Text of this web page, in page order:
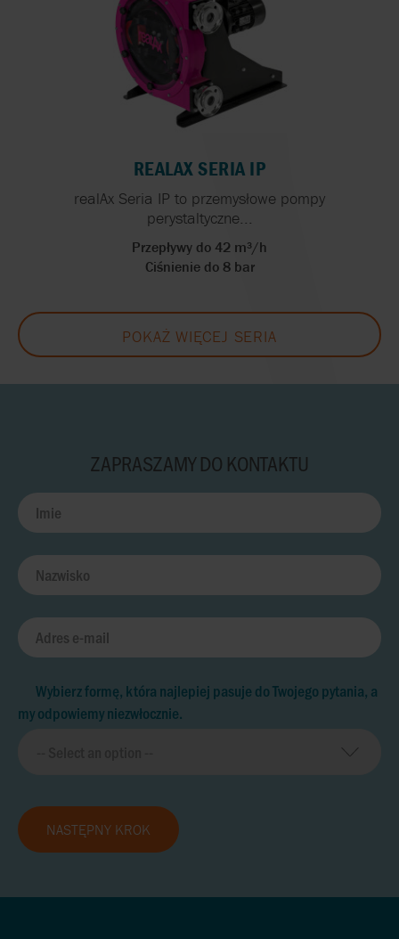
REALAX SERIA IP
realAx Seria IP to przemysłowe pompy
perystaltyczne...
Przepływy do 42 m³/h
Ciśnienie do 8 bar
POKAŻ WIĘCEJ SERIA
ZAPRASZAMY DO KONTAKTU
Wybierz formę, która najlepiej pasuje do Twojego pytania, a
my odpowiemy niezwłocznie.
NASTĘPNY KROK